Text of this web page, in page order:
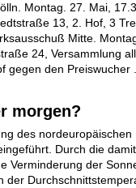
Montag. 27. Mai,
13, 2. Hof, 3
Mitte.
24, Versammlung
gegen den Preiswucher
morgen?
des
Durch die
Verminderung der
der